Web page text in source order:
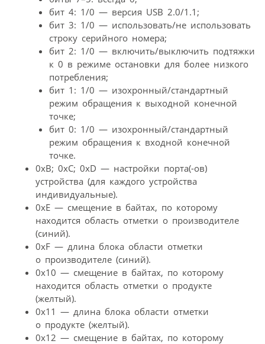
бит 4: 1/0 — версия USB 2.0/1.1;
бит 3: 1/0 — использовать/не использовать
строку серийного номера;
бит 2: 1/0 — включить/выключить подтяжки
к 0 в режиме остановки для более низкого
потребления;
бит 1: 1/0 — изохронный/стандартный
режим обращения к выходной конечной
точке;
бит 0: 1/0 — изохронный/стандартный
режим обращения к входной конечной
точке.
0хВ; 0хC; 0xD — настройки порта(-ов)
устройства (для каждого устройства
индивидуальные).
0хЕ — смещение в байтах, по которому
находится область отметки о производителе
(синий).
0хF — длина блока области отметки
о производителе (синий).
0х10 — смещение в байтах, по которому
находится область отметки о продукте
(желтый).
0х11 — длина блока области отметки
о продукте (желтый).
0х12 — смещение в байтах, по которому